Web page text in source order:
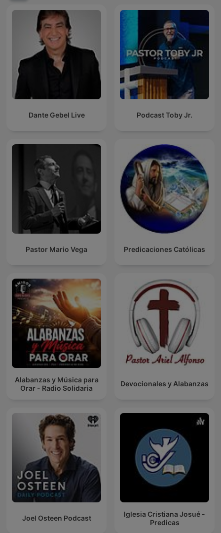
Dante Gebel Live Podcast Toby Jr.
Pastor Mario Vega Predicaciones Católicas
Alabanzas y Música para
Orar - Radio Solidaria
Devocionales y Alabanzas
Joel Osteen Podcast
Iglesia Cristiana Josué -
Predicas